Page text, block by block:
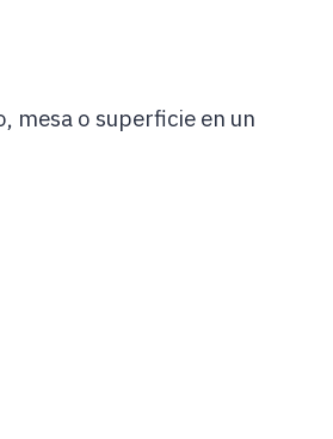
mesa o superficie en un